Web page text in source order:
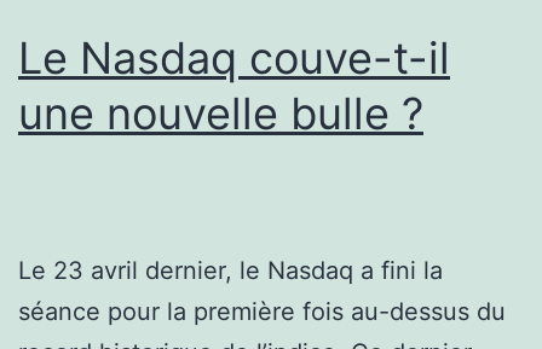
Le Nasdaq couve-t-il
une nouvelle bulle ?
Le 23 avril dernier, le Nasdaq a fini la
séance pour la première fois au-dessus du